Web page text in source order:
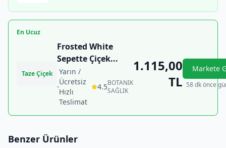
En Ucuz
Taze Çiçek
Frosted White
Sepette Çiçek...
Yarın /
Ücretsiz
Hızlı
Teslimat
4.5BOTANIK
SAĞLIK
1.115,00
TL
Markete
58 dk önce
Benzer Ürünler